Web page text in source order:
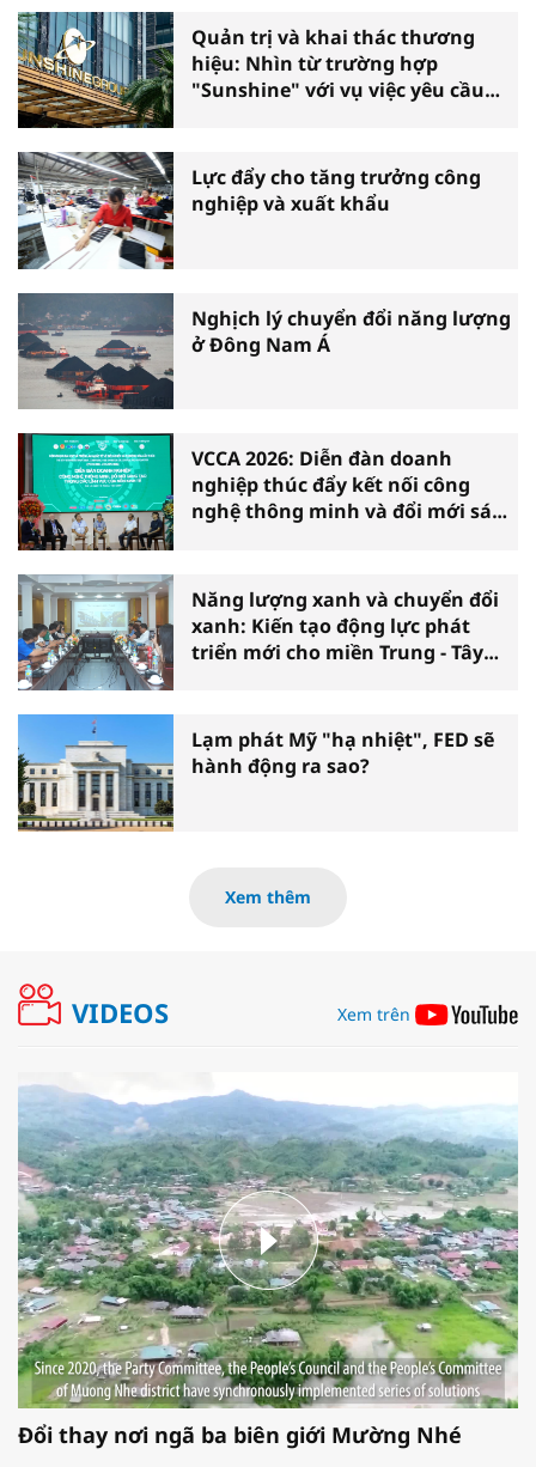
Quản trị và khai thác thương
hiệu: Nhìn từ trường hợp
"Sunshine" với vụ việc yêu cầu
Lực đẩy cho tăng trưởng công
nghiệp và xuất khẩu
Nghịch lý chuyển đổi năng lượng
ở Đông Nam Á
VCCA 2026: Diễn đàn doanh
nghiệp thúc đẩy kết nối công
nghệ thông minh và đổi mới sáng
Năng lượng xanh và chuyển đổi
xanh: Kiến tạo động lực phát
triển mới cho miền Trung - Tây
Lạm phát Mỹ "hạ nhiệt", FED sẽ
hành động ra sao?
Xem thêm
VIDEOS Xem trên
Đổi thay nơi ngã ba biên giới Mường Nhé